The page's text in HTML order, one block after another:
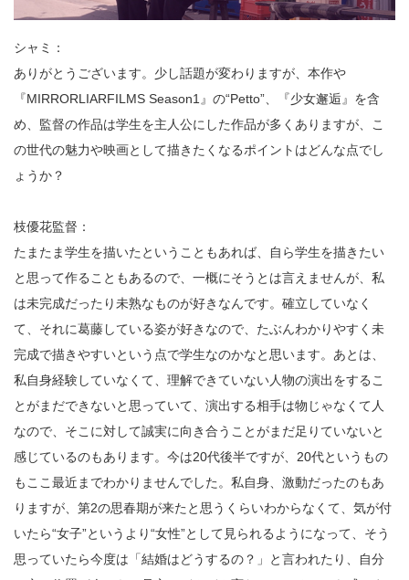
シャミ：
ありがとうございます。少し話題が変わりますが、本作や
『MIRRORLIARFILMS Season1』の“Petto”、『少女邂逅』を含
め、監督の作品は学生を主人公にした作品が多くありますが、こ
の世代の魅力や映画として描きたくなるポイントはどんな点でし
ょうか？
枝優花監督：
たまたま学生を描いたということもあれば、自ら学生を描きたい
と思って作ることもあるので、一概にそうとは言えませんが、私
は未完成だったり未熟なものが好きなんです。確立していなく
て、それに葛藤している姿が好きなので、たぶんわかりやすく未
完成で描きやすいという点で学生なのかなと思います。あとは、
私自身経験していなくて、理解できていない人物の演出をするこ
とがまだできないと思っていて、演出する相手は物じゃなくて人
なので、そこに対して誠実に向き合うことがまだ足りていないと
感じているのもあります。今は20代後半ですが、20代というもの
もここ最近までわかりませんでした。私自身、激動だったのもあ
りますが、第2の思春期が来たと思うくらいわからなくて、気が付
いたら“女子”というより“女性”として見られるようになって、そう
思っていたら今度は「結婚はどうするの？」と言われたり、自分